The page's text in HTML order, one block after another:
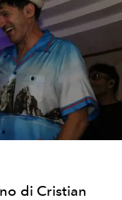
di Cristian